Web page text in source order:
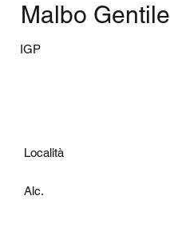
IGP
Malbo Gentile
Località
Alc.